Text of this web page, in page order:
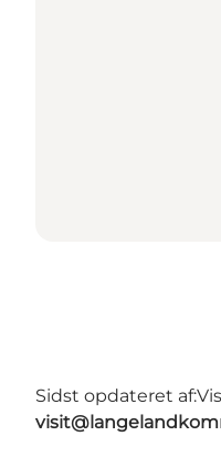
Sidst opdateret af: